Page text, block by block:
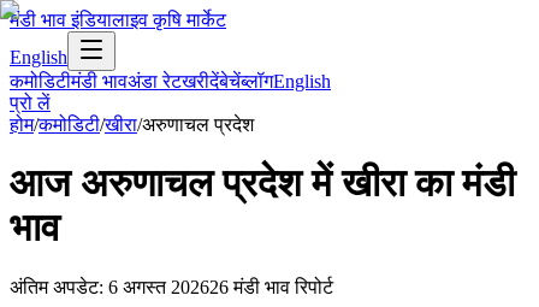
मंडी भाव इंडियालाइव कृषि मार्केट
English
कमोडिटीमंडी भावअंडा रेटखरीदेंबेचेंब्लॉगEnglish
प्रो लें
होम/कमोडिटी/खीरा/अरुणाचल प्रदेश
आजअरुणाचल प्रदेशमेंखीराका मंडी
भाव
अंतिम अपडेट: 6 अगस्त 202626 मंडी भाव रिपोर्ट